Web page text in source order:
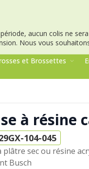
aucun colis ne
Nous vous
et Brossettes
à résine
104-045
plâtre sec ou résine
Busch